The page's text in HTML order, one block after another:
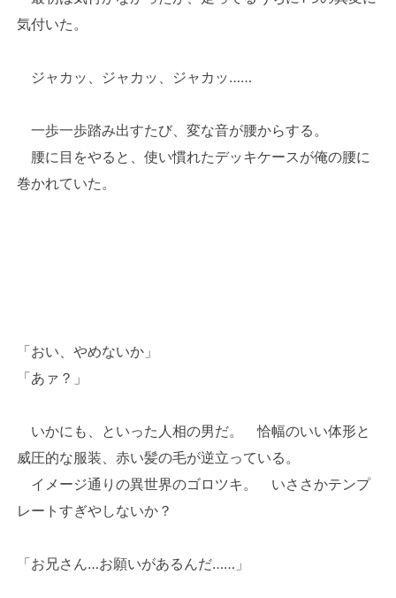
気付いた。
ジャカッ、ジャカッ、ジャカッ……
一歩一歩踏み出すたび、変な音が腰からする。
腰に目をやると、使い慣れたデッキケースが俺の腰に
巻かれていた。
「おい、やめないか」
「あァ？」
いかにも、といった人相の男だ。 恰幅のいい体形と
威圧的な服装、赤い髪の毛が逆立っている。
イメージ通りの異世界のゴロツキ。 いささかテンプ
レートすぎやしないか？
「お兄さん…お願いがあるんだ……」